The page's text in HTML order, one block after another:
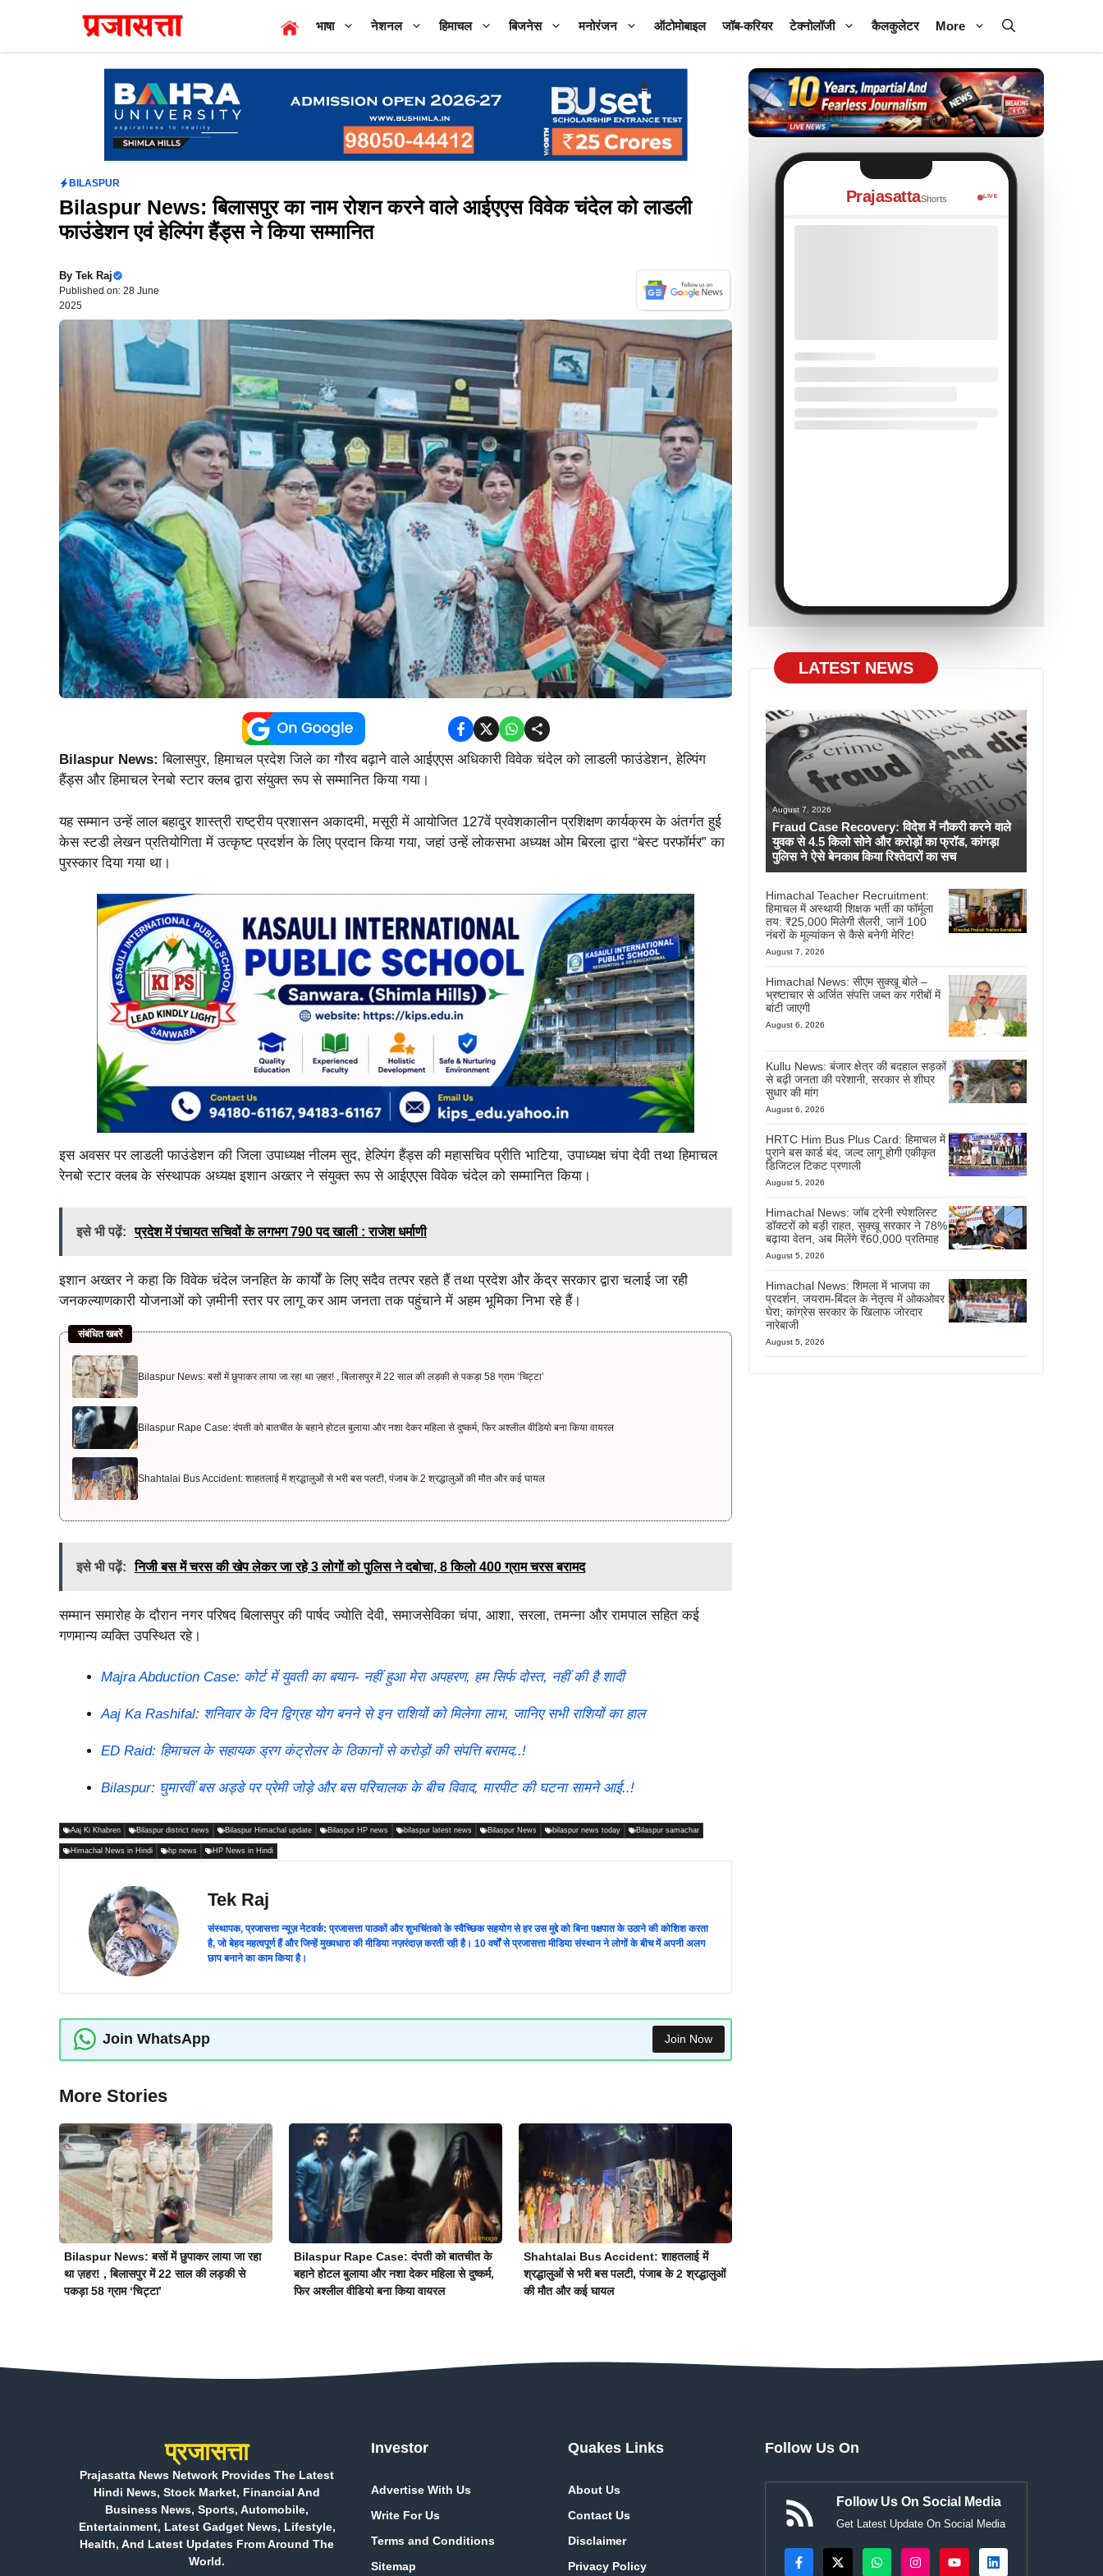
content
भाषा नेशनल हिमाचल बिजनेस मनोरंजन ऑटोमोबाइल जॉब-करियर टेक्नोलॉजी कैलकुलेटर More
BILASPUR
Bilaspur News: बिलासपुर का नाम रोशन करने वाले आईएएस विवेक चंदेल को लाडली
फाउंडेशन एवं हेल्पिंग हैंड्स ने किया सम्मानित
By Tek Raj
Published on: 28 June
2025
Bilaspur News: बिलासपुर, हिमाचल प्रदेश जिले का गौरव बढ़ाने वाले आईएएस अधिकारी विवेक चंदेल को लाडली फाउंडेशन, हेल्पिंग
हैंड्स और हिमाचल रेनबो स्टार क्लब द्वारा संयुक्त रूप से सम्मानित किया गया।
यह सम्मान उन्हें लाल बहादुर शास्त्री राष्ट्रीय प्रशासन अकादमी, मसूरी में आयोजित 127वें प्रवेशकालीन प्रशिक्षण कार्यक्रम के अंतर्गत हुई
केस स्टडी लेखन प्रतियोगिता में उत्कृष्ट प्रदर्शन के लिए प्रदान किया गया, जहां उन्हें लोकसभा अध्यक्ष ओम बिरला द्वारा “बेस्ट परफॉर्मर” का
पुरस्कार दिया गया था।
इस अवसर पर लाडली फाउंडेशन की जिला उपाध्यक्ष नीलम सुद, हेल्पिंग हैंड्स की महासचिव प्रीति भाटिया, उपाध्यक्ष चंपा देवी तथा हिमाचल
रेनबो स्टार क्लब के संस्थापक अध्यक्ष इशान अख्तर ने संयुक्त रूप से आईएएस विवेक चंदेल को सम्मानित किया।
इसे भी पढ़ें: प्रदेश में पंचायत सचिवों के लगभग 790 पद खाली : राजेश धर्माणी
इशान अख्तर ने कहा कि विवेक चंदेल जनहित के कार्यों के लिए सदैव तत्पर रहते हैं तथा प्रदेश और केंद्र सरकार द्वारा चलाई जा रही
जनकल्याणकारी योजनाओं को ज़मीनी स्तर पर लागू कर आम जनता तक पहुंचाने में अहम भूमिका निभा रहे हैं।
संबंधित खबरें
Bilaspur News: बसों में छुपाकर लाया जा रहा था ज़हर! , बिलासपुर में 22 साल की लड़की से पकड़ा 58 ग्राम ‘चिट्टा’
Bilaspur Rape Case: दंपती को बातचीत के बहाने होटल बुलाया और नशा देकर महिला से दुष्कर्म, फिर अश्लील वीडियो बना किया वायरल
Shahtalai Bus Accident: शाहतलाई में श्रद्धालुओं से भरी बस पलटी, पंजाब के 2 श्रद्धालुओं की मौत और कई घायल
इसे भी पढ़ें: निजी बस में चरस की खेप लेकर जा रहे 3 लोगों को पुलिस ने दबोचा, 8 किलो 400 ग्राम चरस बरामद
सम्मान समारोह के दौरान नगर परिषद बिलासपुर की पार्षद ज्योति देवी, समाजसेविका चंपा, आशा, सरला, तमन्ना और रामपाल सहित कई
गणमान्य व्यक्ति उपस्थित रहे।
Majra Abduction Case: कोर्ट में युवती का बयान- नहीं हुआ मेरा अपहरण, हम सिर्फ दोस्त, नहीं की है शादी
Aaj Ka Rashifal: शनिवार के दिन द्विग्रह योग बनने से इन राशियों को मिलेगा लाभ, जानिए सभी राशियों का हाल
ED Raid: हिमाचल के सहायक ड्रग कंट्रोलर के ठिकानों से करोड़ों की संपत्ति बरामद..!
Bilaspur: घुमारवीं बस अड्डे पर प्रेमी जोड़े और बस परिचालक के बीच विवाद, मारपीट की घटना सामने आई..!
Aaj Ki Khabren Bilaspur district news Bilaspur Himachal update Bilaspur HP news bilaspur latest news Bilaspur News bilaspur news today Bilaspur samachar
Himachal News in Hindi hp news HP News in Hindi
Tek Raj
संस्थापक, प्रजासत्ता न्यूज़ नेटवर्क: प्रजासत्ता पाठकों और शुभचिंतको के स्वैच्छिक सहयोग से हर उस मुद्दे को बिना पक्षपात के उठाने की कोशिश करता
है, जो बेहद महत्वपूर्ण हैं और जिन्हें मुख्यधारा की मीडिया नज़रंदाज़ करती रही है। 10 वर्षों से प्रजासत्ता मीडिया संस्थान ने लोगों के बीच में अपनी अलग
छाप बनाने का काम किया है।
Join WhatsApp Join Now
More Stories
Bilaspur News: बसों में छुपाकर लाया जा रहा
था ज़हर! , बिलासपुर में 22 साल की लड़की से
पकड़ा 58 ग्राम ‘चिट्टा’
Bilaspur Rape Case: दंपती को बातचीत के
बहाने होटल बुलाया और नशा देकर महिला से दुष्कर्म,
फिर अश्लील वीडियो बना किया वायरल
Shahtalai Bus Accident: शाहतलाई में
श्रद्धालुओं से भरी बस पलटी, पंजाब के 2 श्रद्धालुओं
की मौत और कई घायल
PrajasattaShorts LIVE
LATEST NEWS
August 7, 2026
Fraud Case Recovery: विदेश में नौकरी करने वाले
युवक से 4.5 किलो सोने और करोड़ों का फ्रॉड, कांगड़ा
पुलिस ने ऐसे बेनकाब किया रिश्तेदारों का सच
Himachal Teacher Recruitment:
हिमाचल में अस्थायी शिक्षक भर्ती का फॉर्मूला
तय: ₹25,000 मिलेगी सैलरी, जानें 100
नंबरों के मूल्यांकन से कैसे बनेगी मेरिट!
August 7, 2026
Himachal News: सीएम सुक्खू बोले –
भ्रष्टाचार से अर्जित संपत्ति जब्त कर गरीबों में
बांटी जाएगी
August 6, 2026
Kullu News: बंजार क्षेत्र की बदहाल सड़कों
से बढ़ी जनता की परेशानी, सरकार से शीघ्र
सुधार की मांग
August 6, 2026
HRTC Him Bus Plus Card: हिमाचल में
पुराने बस कार्ड बंद, जल्द लागू होगी एकीकृत
डिजिटल टिकट प्रणाली
August 5, 2026
Himachal News: जॉब ट्रेनी स्पेशलिस्ट
डॉक्टरों को बड़ी राहत, सुक्खू सरकार ने 78%
बढ़ाया वेतन, अब मिलेंगे ₹60,000 प्रतिमाह
August 5, 2026
Himachal News: शिमला में भाजपा का
प्रदर्शन, जयराम-बिंदल के नेतृत्व में ओकओवर
घेरा; कांग्रेस सरकार के खिलाफ जोरदार
नारेबाजी
August 5, 2026
प्रजासत्ता
Prajasatta News Network Provides The Latest
Hindi News, Stock Market, Financial And
Business News, Sports, Automobile,
Entertainment, Latest Gadget News, Lifestyle,
Health, And Latest Updates From Around The
World.
Investor
Advertise With Us
Write For Us
Terms and Conditions
Sitemap
Quakes Links
About Us
Contact Us
Disclaimer
Privacy Policy
Follow Us On
Follow Us On Social Media
Get Latest Update On Social Media